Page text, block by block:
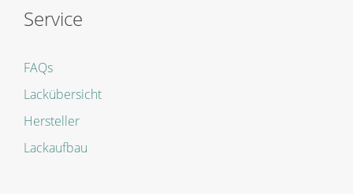
Service
FAQs
Lackübersicht
Hersteller
Lackaufbau